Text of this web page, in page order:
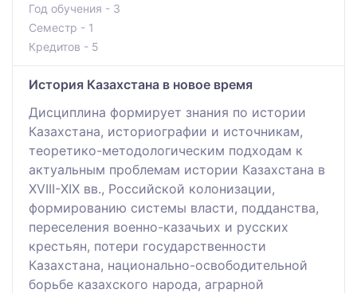
Год обучения - 3
Семестр - 1
Кредитов - 5
История Казахстана в новое время
Дисциплина формирует знания по истории
Казахстана, историографии и источникам,
теоретико-методологическим подходам к
актуальным проблемам истории Казахстана в
XVIII-ХІХ вв., Российской колонизации,
формированию системы власти, подданства,
переселения военно-казачьих и русских
крестьян, потери государственности
Казахстана, национально-освободительной
борьбе казахского народа, аграрной